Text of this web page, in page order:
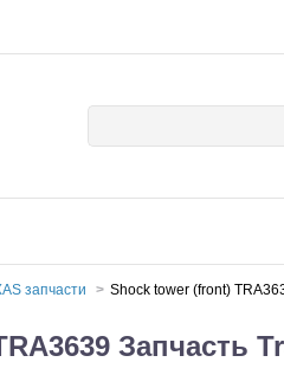
запчасти Shock tower (front)
Запчасть